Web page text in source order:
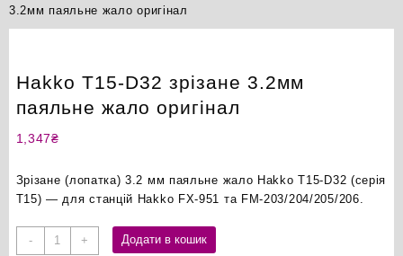
3.2мм паяльне жало оригінал
Hakko T15-D32 зрізане 3.2мм
паяльне жало оригінал
1,347₴
Зрізане (лопатка) 3.2 мм паяльне жало Hakko T15-D32 (серія
T15) — для станцій Hakko FX-951 та FM-203/204/205/206.
-
Hakko
+ Додати в кошик